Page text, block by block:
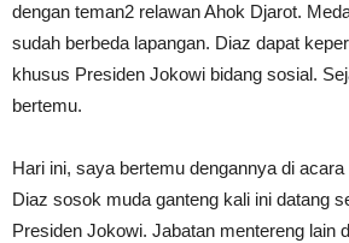
dengan teman2 relawan Ahok Djarot.
sudah berbeda lapangan. Diaz dapat
khusus Presiden Jokowi bidang sosial.
bertemu.
Hari ini, saya bertemu dengannya di
Diaz sosok muda ganteng kali ini datang
Presiden Jokowi. Jabatan mentereng lain